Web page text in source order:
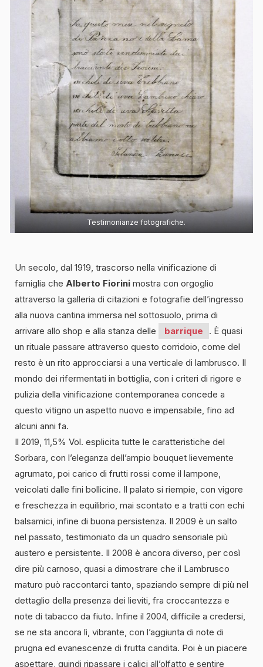
Testimonianze fotografiche.
Un secolo, dal 1919, trascorso nella vinificazione di
famiglia che Alberto Fiorini mostra con orgoglio
attraverso la galleria di citazioni e fotografie dell’ingresso
alla nuova cantina immersa nel sottosuolo, prima di
arrivare allo shop e alla stanza delle
barrique
. È quasi
un rituale passare attraverso questo corridoio, come del
resto è un rito approcciarsi a una verticale di lambrusco. Il
mondo dei rifermentati in bottiglia, con i criteri di rigore e
pulizia della vinificazione contemporanea concede a
questo vitigno un aspetto nuovo e impensabile, fino ad
alcuni anni fa.
Il 2019, 11,5% Vol. esplicita tutte le caratteristiche del
Sorbara, con l’eleganza dell’ampio bouquet lievemente
agrumato, poi carico di frutti rossi come il lampone,
veicolati dalle fini bollicine. Il palato si riempie, con vigore
e freschezza in equilibrio, mai scontato e a tratti con echi
balsamici, infine di buona persistenza. Il 2009 è un salto
nel passato, testimoniato da un quadro sensoriale più
austero e persistente. Il 2008 è ancora diverso, per così
dire più carnoso, quasi a dimostrare che il Lambrusco
maturo può raccontarci tanto, spaziando sempre di più nel
dettaglio della presenza dei lieviti, fra croccantezza e
note di tabacco da fiuto. Infine il 2004, difficile a credersi,
se ne sta ancora lì, vibrante, con l’aggiunta di note di
prugna ed evanescenze di frutta candita. Poi è un piacere
aspettare, quindi ripassare i calici all’olfatto e sentire